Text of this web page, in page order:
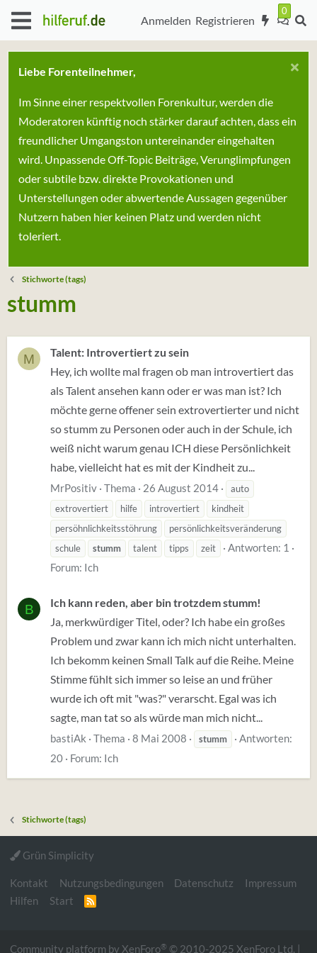
Anmelden Registrieren
Liebe Forenteilnehmer,
Im Sinne einer respektvollen Forenkultur, werden die
Moderatoren künftig noch stärker darauf achten, dass ein
freundlicher Umgangston untereinander eingehalten
wird. Unpassende Off-Topic Beiträge, Verunglimpfungen
oder subtile bzw. direkte Provokationen und
Unterstellungen oder abwertende Aussagen gegenüber
Nutzern haben hier keinen Platz und werden nicht
toleriert.
Stichworte (tags)
stumm
M
Talent: Introvertiert zu sein
Hey, ich wollte mal fragen ob man introvertiert das
als Talent ansehen kann oder er was man ist? Ich
möchte gerne offener sein extrovertierter und nicht
so stumm zu Personen oder auch in der Schule, ich
weiß nicht warum genau ICH diese Persönlichkeit
habe, vielleicht hat es mit der Kindheit zu...
MrPositiv Thema 26 August 2014
auto
extrovertiert
hilfe introvertiert
kindheit
persöhnlichkeitsstöhrung
persönlichkeitsveränderung
schule
stumm talent tipps zeit
Antworten: 1
Forum: Ich
B
Ich kann reden, aber bin trotzdem stumm!
Ja, merkwürdiger Titel, oder? Ich habe ein großes
Problem und zwar kann ich mich nicht unterhalten.
Ich bekomm keinen Small Talk auf die Reihe. Meine
Stimme fühlt sich immer so leise an und früher
wurde ich oft mit "was?" verarscht. Egal was ich
sagte, man tat so als würde man mich nicht...
bastiAk Thema 8 Mai 2008 stumm
Antworten:
20
Forum: Ich
Stichworte (tags)
Grün Simplicity
Kontakt Nutzungsbedingungen Datenschutz
Impressum
Hilfen
Start
R
Community platform by XenForo® © 2010-2025 XenForo Ltd. |